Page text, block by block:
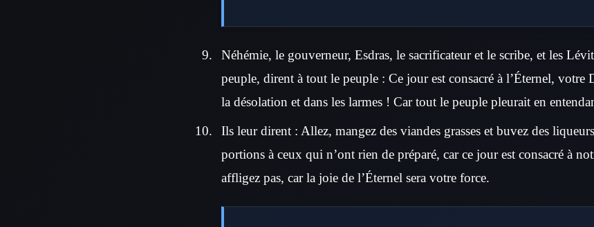
Néhémie, le gouverneur, Esdras, le sacrificateur et le scribe, et les
peuple, dirent à tout le peuple : Ce jour est consacré à l’Éternel, votre
la désolation et dans les larmes ! Car tout le peuple pleurait en
Ils leur dirent : Allez, mangez des viandes grasses et buvez des
portions à ceux qui n’ont rien de préparé, car ce jour est consacré à
affligez pas, car la joie de l’Éternel sera votre force.